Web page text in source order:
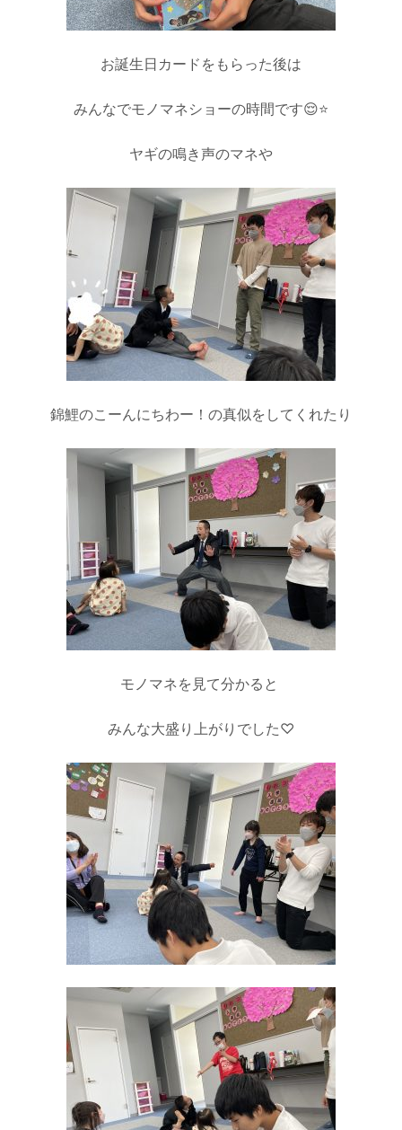
お誕生日カードをもらった後は
みんなでモノマネショーの時間です😌⭐️
ヤギの鳴き声のマネや
錦鯉のこーんにちわー！の真似をしてくれたり
モノマネを見て分かると
みんな大盛り上がりでした♡